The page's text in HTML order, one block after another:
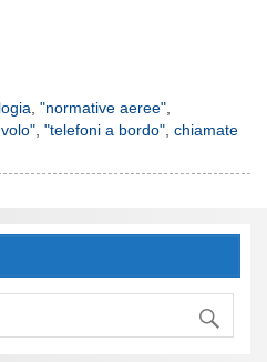
,"normative aeree"
,"telefoni a bordo",chiamate